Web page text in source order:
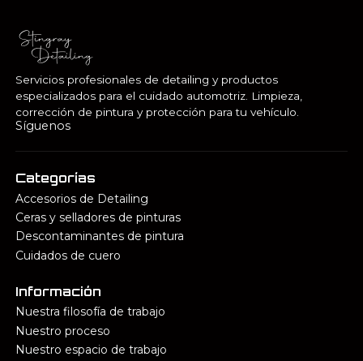
Servicios profesionales de detailing y productos
especializados para el cuidado automotriz. Limpieza,
corrección de pintura y protección para tu vehículo.
Síguenos
Categorías
Accesorios de Detailing
Ceras y selladores de pinturas
Descontaminantes de pintura
Cuidados de cuero
Información
Nuestra filosofía de trabajo
Nuestro proceso
Nuestro espacio de trabajo